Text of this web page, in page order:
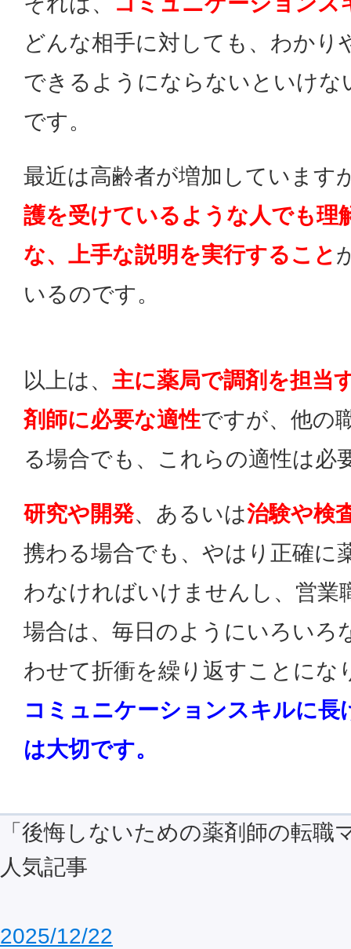
どんな相手に対しても、わかり
できるようにならないといけな
です。
最近は高齢者が増加しています
護を受けているような人でも理
な、 上手な説明を実行すること
いるのです。
以上は、 主に薬局で調剤を担当
剤師に必要な適性ですが、他の
る場合でも、これらの適性は必
研究や開発、あるいは治験や検
携わる場合でも、やはり正確に
わなければいけませんし、営業
場合は、毎日のようにいろいろ
わせて折衝を繰り返すことにな
コミュニケーションスキルに長
は大切です。
「後悔しないための薬剤師の転職
人気記事
2025/12/22